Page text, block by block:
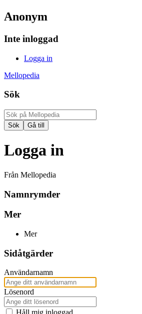
Anonym
Inte inloggad
Logga in
Mellopedia
Sök
Logga in
Från Mellopedia
Namnrymder
Mer
Mer
Sidåtgärder
Användarnamn
Lösenord